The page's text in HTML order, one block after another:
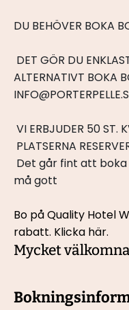
﻿DU BEHÖVER BOKA
DET GÖR DU
ALTERNATIVT BOKA
VI ERBJUDER 50 ST.
PLATSERNA
Det går fint att
må gott
Bo på Quality Hotel
rabatt. Klicka här.
Mycket